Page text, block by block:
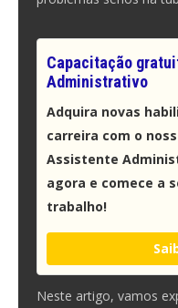
Capacitação
Administrativo
Adquira novas
carreira com o
Assistente
agora e comece a
trabalho!
Neste artigo, vamos